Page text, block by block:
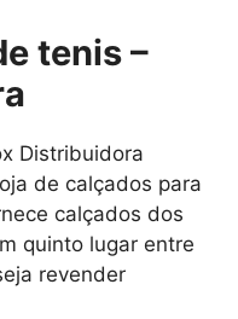
tenis –
Distribuidora
de calçados para
calçados dos
quinto lugar entre
revender